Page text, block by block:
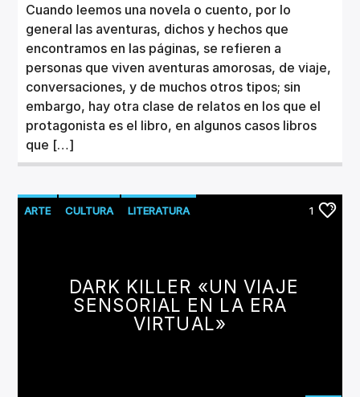
Cuando leemos una novela o cuento, por lo
general las aventuras, dichos y hechos que
encontramos en las páginas, se refieren a
personas que viven aventuras amorosas, de viaje,
conversaciones, y de muchos otros tipos; sin
embargo, hay otra clase de relatos en los que el
protagonista es el libro, en algunos casos libros
que […]
ARTE CULTURA LITERATURA 1
DARK KILLER «UN VIAJE
SENSORIAL EN LA ERA
VIRTUAL»